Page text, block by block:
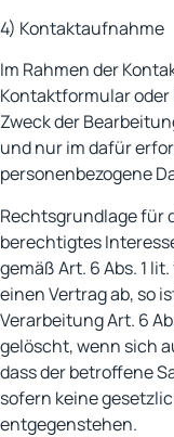
4) Kontaktaufnahme
Im Rahmen der
Kontaktformular
Zweck der
und nur im dafür
personenbezogene
Rechtsgrundlage für
berechtigtes
gemäß Art. 6 Abs. 1
einen Vertrag ab, so
Verarbeitung Art. 6
gelöscht, wenn sich
dass der betroffene
sofern keine
entgegenstehen.